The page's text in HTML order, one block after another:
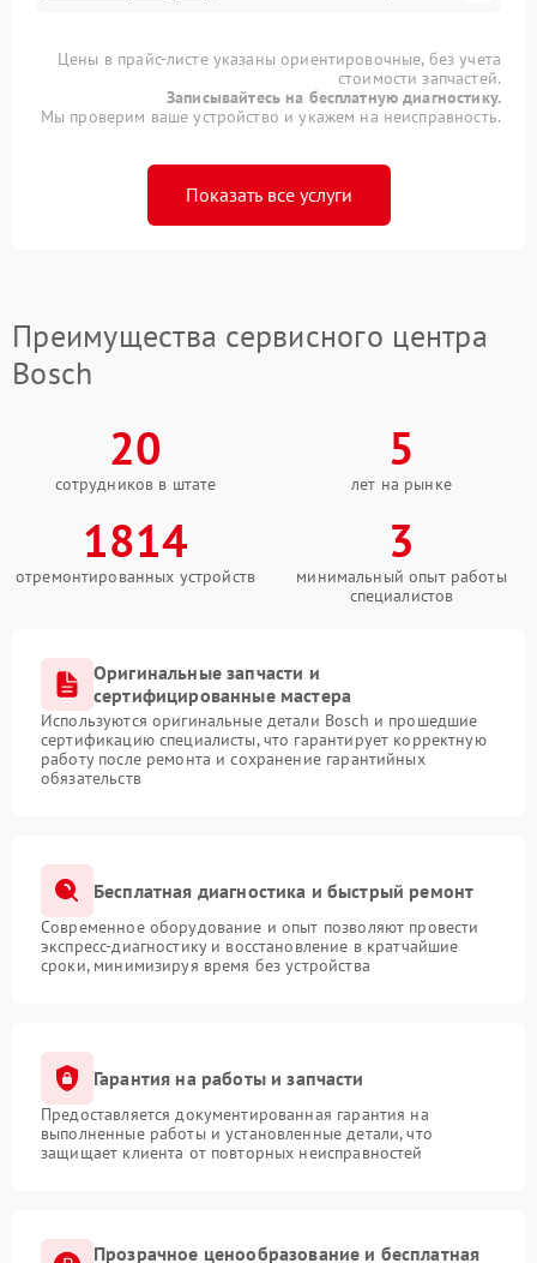
Цены в прайс-листе указаны ориентировочные, без учета
стоимости запчастей.
Записывайтесь на бесплатную диагностику.
Мы проверим ваше устройство и укажем на неисправность.
Показать все услуги
Преимущества сервисного центра
Bosch
20
сотрудников в штате
5
лет на рынке
1814
отремонтированных устройств
3
минимальный опыт работы
специалистов
Оригинальные запчасти и
сертифицированные мастера
Используются оригинальные детали Bosch и прошедшие
сертификацию специалисты, что гарантирует корректную
работу после ремонта и сохранение гарантийных
обязательств
Бесплатная диагностика и быстрый ремонт
Современное оборудование и опыт позволяют провести
экспресс-диагностику и восстановление в кратчайшие
сроки, минимизируя время без устройства
Гарантия на работы и запчасти
Предоставляется документированная гарантия на
выполненные работы и установленные детали, что
защищает клиента от повторных неисправностей
Прозрачное ценообразование и бесплатная